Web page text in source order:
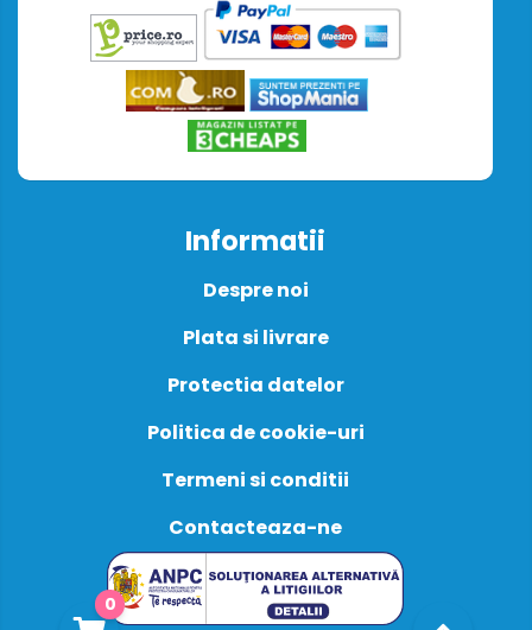
0
Informatii
Despre noi
Plata si livrare
Protectia datelor
Politica de cookie-uri
Termeni si conditii
Contacteaza-ne